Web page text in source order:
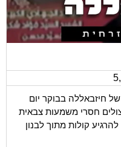
חיזבאללה בבוקר יום
חסרי משמעות צבאית
קולות מתוך לבנון